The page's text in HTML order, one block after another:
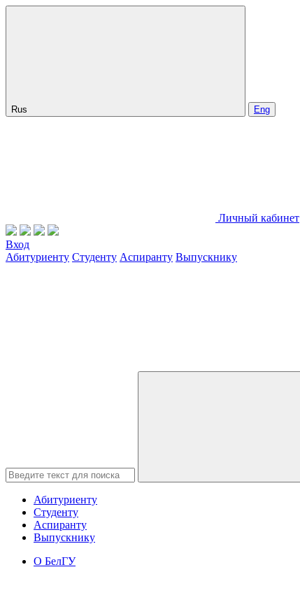
Rus Eng
Личный кабинет
Вход
Абитуриенту Студенту Аспиранту Выпускнику
Абитуриенту
Студенту
Аспиранту
Выпускнику
О БелГУ